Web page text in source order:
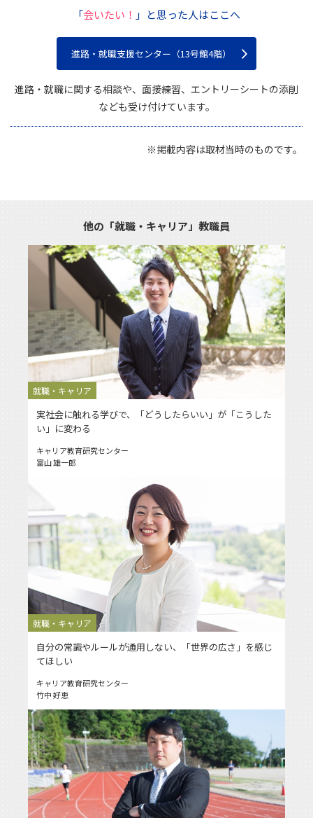
「会いたい！ 」と思った人はここへ
進路・就職支援センター（13号館4階）
進路・就職に関する相談や、面接練習、エントリーシートの添削
なども受け付けています。
※掲載内容は取材当時のものです。
他の「就職・キャリア」教職員
就職・キャリア
実社会に触れる学びで、「どうしたらいい」が「こうした
い」に変わる
キャリア教育研究センター
富山 雄一郎
就職・キャリア
自分の常識やルールが通用しない、「世界の広さ」を感じ
てほしい
キャリア教育研究センター
竹中 好恵